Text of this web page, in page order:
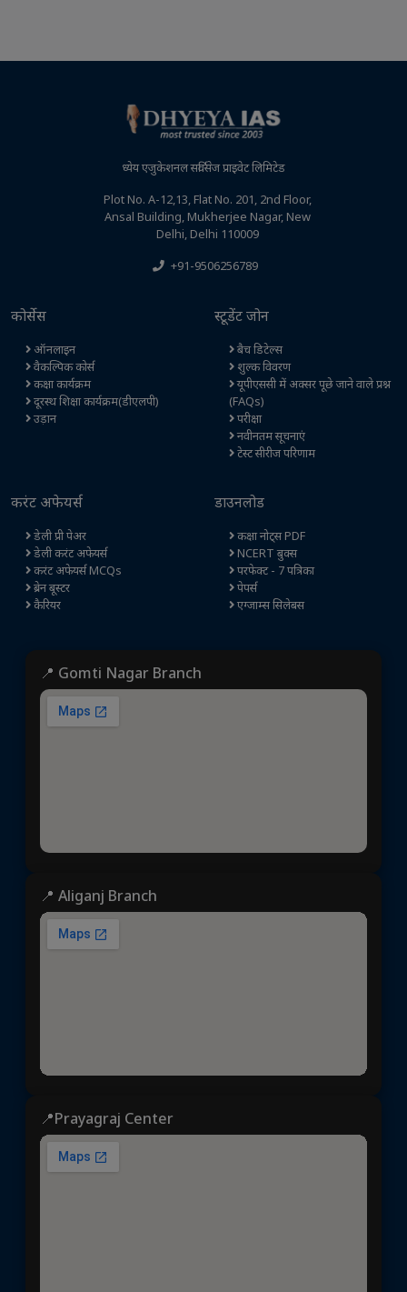
ध्येय एजुकेशनल सर्विसेज प्राइवेट लिमिटेड
Plot No. A-12,13, Flat No. 201, 2nd Floor,
Ansal Building, Mukherjee Nagar, New
Delhi, Delhi 110009
+91-9506256789
कोर्सेस
ऑनलाइन
वैकल्पिक कोर्स
कक्षा कार्यक्रम
दूरस्थ शिक्षा कार्यक्रम(डीएलपी)
उड़ान
स्टूडेंट जोन
बैच डिटेल्स
शुल्क विवरण
यूपीएससी में अक्सर पूछे जाने वाले प्रश्न
(FAQs)
परीक्षा
नवीनतम सूचनाएं
टेस्ट सीरीज परिणाम
करंट अफेयर्स
डेली प्री पेअर
डेली करंट अफेयर्स
करंट अफेयर्स MCQs
ब्रेन बूस्टर
कैरियर
डाउनलोड
कक्षा नोट्स PDF
NCERT बुक्स
परफेक्ट - 7 पत्रिका
पेपर्स
एग्जाम्स सिलेबस
📍 Gomti Nagar Branch
📍 Aliganj Branch
📍Prayagraj Center